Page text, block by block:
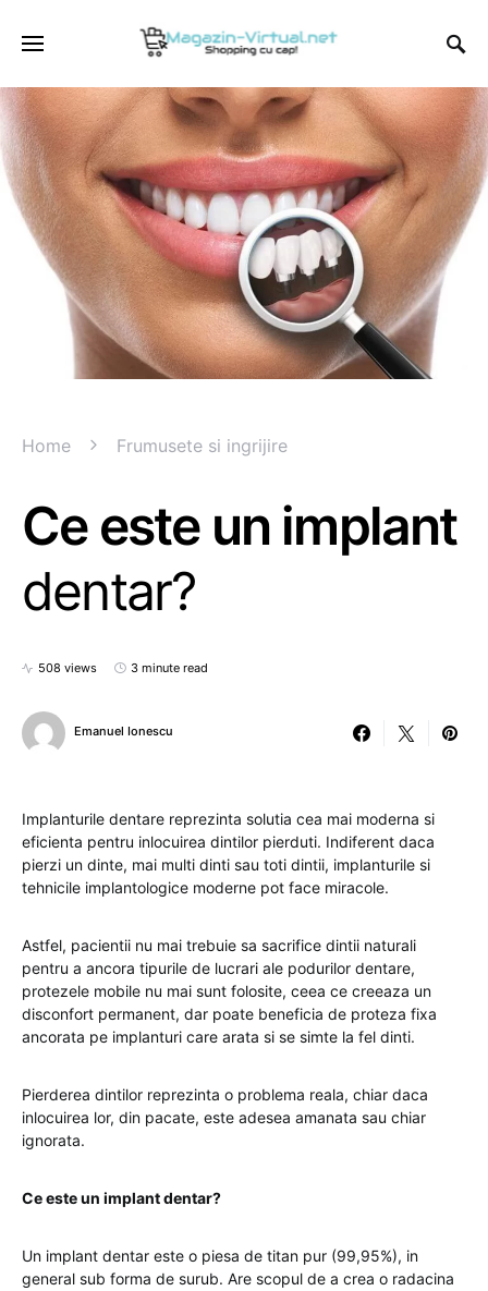
Home Frumusete si ingrijire
Ce este un implant
dentar?
508 views 3 minute read
Emanuel Ionescu
Implanturile dentare reprezinta solutia cea mai moderna si
eficienta pentru inlocuirea dintilor pierduti. Indiferent daca
pierzi un dinte, mai multi dinti sau toti dintii, implanturile si
tehnicile implantologice moderne pot face miracole.
Astfel, pacientii nu mai trebuie sa sacrifice dintii naturali
pentru a ancora tipurile de lucrari ale podurilor dentare,
protezele mobile nu mai sunt folosite, ceea ce creeaza un
disconfort permanent, dar poate beneficia de proteza fixa ​​
ancorata pe implanturi care arata si se simte la fel dinti.
Pierderea dintilor reprezinta o problema reala, chiar daca
inlocuirea lor, din pacate, este adesea amanata sau chiar
ignorata.
Ce este un implant dentar?
Un implant dentar este o piesa de titan pur (99,95%), in
general sub forma de surub. Are scopul de a crea o radacina